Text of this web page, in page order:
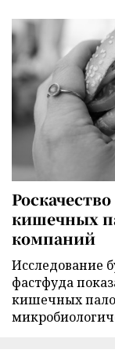
кишечных
компаний
Исследование
фастфуда
кишечных